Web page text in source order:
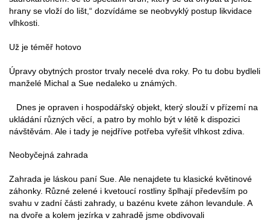
hrany se vloží do lišt,“ dozvídáme se neobvyklý postup likvidace
vlhkosti.
Už je téměř hotovo
Úpravy obytných prostor trvaly necelé dva roky. Po tu dobu bydleli
manželé Michal a Sue nedaleko u známých.
Dnes je opraven i hospodářský objekt, který slouží v přízemí na
ukládání různých věcí, a patro by mohlo být v létě k dispozici
návštěvám. Ale i tady je nejdříve potřeba vyřešit vlhkost zdiva.
Neobyčejná zahrada
Zahrada je láskou paní Sue. Ale nenajdete tu klasické květinové
záhonky. Různé zelené i kvetoucí rostliny šplhají především po
svahu v zadní části zahrady, u bazénu kvete záhon levandule. A
na dvoře a kolem jezírka v zahradě jsme obdivovali